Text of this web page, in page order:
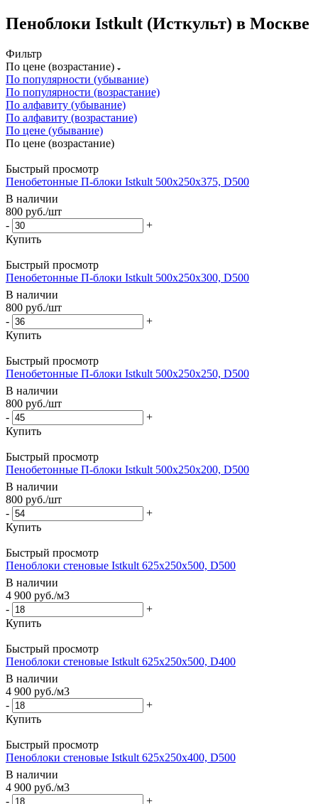
Пеноблоки Istkult (Исткульт) в Москве
Фильтр
По цене (возрастание)
По популярности (убывание)
По популярности (возрастание)
По алфавиту (убывание)
По алфавиту (возрастание)
По цене (убывание)
По цене (возрастание)
Быстрый просмотр
Пенобетонные П-блоки Istkult 500х250х375, D500
В наличии
800 руб./шт
-
+
Купить
Быстрый просмотр
Пенобетонные П-блоки Istkult 500х250х300, D500
В наличии
800 руб./шт
-
+
Купить
Быстрый просмотр
Пенобетонные П-блоки Istkult 500х250х250, D500
В наличии
800 руб./шт
-
+
Купить
Быстрый просмотр
Пенобетонные П-блоки Istkult 500х250х200, D500
В наличии
800 руб./шт
-
+
Купить
Быстрый просмотр
Пеноблоки стеновые Istkult 625x250x500, D500
В наличии
4 900 руб./м3
-
+
Купить
Быстрый просмотр
Пеноблоки стеновые Istkult 625x250x500, D400
В наличии
4 900 руб./м3
-
+
Купить
Быстрый просмотр
Пеноблоки стеновые Istkult 625x250x400, D500
В наличии
4 900 руб./м3
-
+